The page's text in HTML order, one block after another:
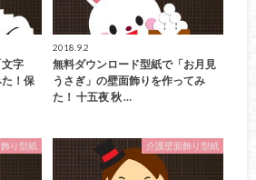
字
！保
2018.9.2
無料ダウンロード型紙で「お月見
うさぎ」の壁面飾りを作ってみ
た！ 十五夜 秋 …
り型紙 介護壁面飾り型紙